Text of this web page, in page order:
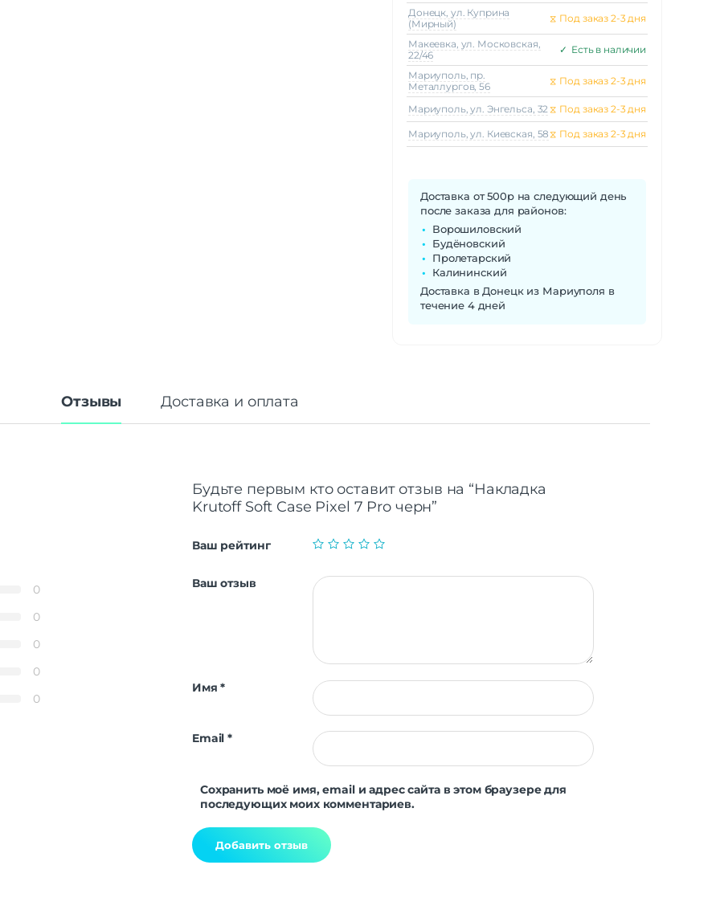
Донецк, ул. Куприна
(Мирный)
⧖ Под заказ 2-3 дня
Макеeвка, ул. Московская,
22/46
✓ Есть в наличии
Мариуполь, пр.
Металлургов, 56
⧖ Под заказ 2-3 дня
Мариуполь, ул. Энгельса, 32 ⧖ Под заказ 2-3 дня
Мариуполь, ул. Киевская, 58 ⧖ Под заказ 2-3 дня
Доставка от 500р на следующий день
после заказа для районов:
Ворошиловский
Будёновский
Пролетарский
Калининский
Доставка в Донецк из Мариуполя в
течение 4 дней
Отзывы Доставка и оплата
0
0
0
0
0
Будьте первым кто оставит отзыв на “Накладка
Krutoff Soft Case Pixel 7 Pro черн”
Ваш рейтинг
Ваш отзыв
Имя*
Email*
Сохранить моё имя, email и адрес сайта в этом браузере для
последующих моих комментариев.